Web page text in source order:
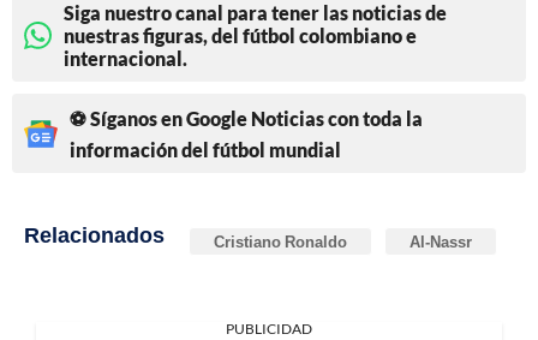
Siga nuestro canal para tener las noticias de
nuestras figuras, del fútbol colombiano e
internacional.
⚽ Síganos en Google Noticias con toda la
información del fútbol mundial
Relacionados Cristiano Ronaldo Al-Nassr
PUBLICIDAD